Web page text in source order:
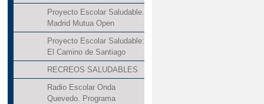
Proyecto Escolar Saludable.
Madrid Mutua Open
Proyecto Escolar Saludable:
El Camino de Santiago
RECREOS SALUDABLES
Radio Escolar Onda
Quevedo. Programa